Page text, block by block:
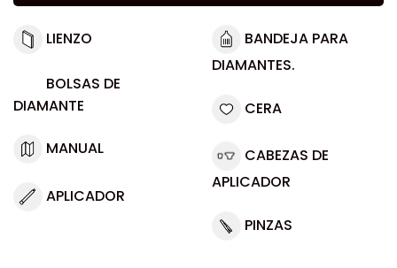
LIENZO
BOLSAS DE
DIAMANTE
MANUAL
APLICADOR
BANDEJA PARA
DIAMANTES.
CERA
CABEZAS DE
APLICADOR
PINZAS